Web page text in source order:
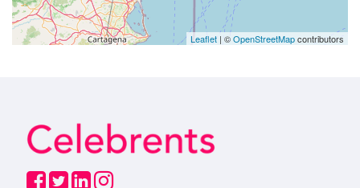
Leaflet | ©OpenStreetMapcontributors